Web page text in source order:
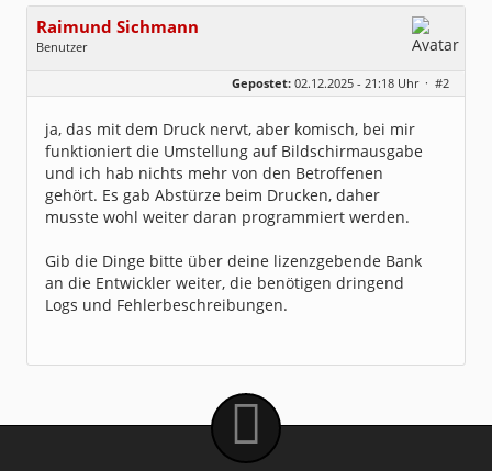
Raimund Sichmann
Benutzer
Dabei seit:
08 / 2002
Gepostet: 02.12.2025 - 21:18 Uhr · #2
ja, das mit dem Druck nervt, aber komisch, bei mir
funktioniert die Umstellung auf Bildschirmausgabe
und ich hab nichts mehr von den Betroffenen
gehört. Es gab Abstürze beim Drucken, daher
musste wohl weiter daran programmiert werden.
Gib die Dinge bitte über deine lizenzgebende Bank
an die Entwickler weiter, die benötigen dringend
Logs und Fehlerbeschreibungen.